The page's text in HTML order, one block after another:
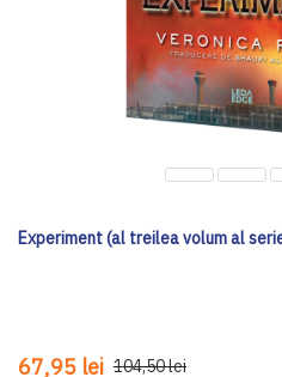
Experiment (al treilea volum al
67,95 lei 104,50 lei